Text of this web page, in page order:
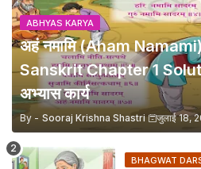
ABHYAS KARYA
अहं नमामि (Aham
Sanskrit Chapter 1
अभ्यास कार्य
By - Sooraj Krishna Shastri जुलाई 18,
BHAGWAT